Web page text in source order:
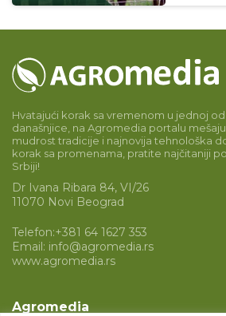
Hvatajući korak sa vremenom u jednoj
današnjice, na Agromedia portalu
mudrost tradicije i najnovija tehnološka
korak sa promenama, pratite najčitaniji
Srbiji!
Dr Ivana Ribara 84, VI/26
11070 Novi Beograd
Telefon:+381 64 1627 353
Email: info@agromedia.rs
www.agromedia.rs
Agromedia